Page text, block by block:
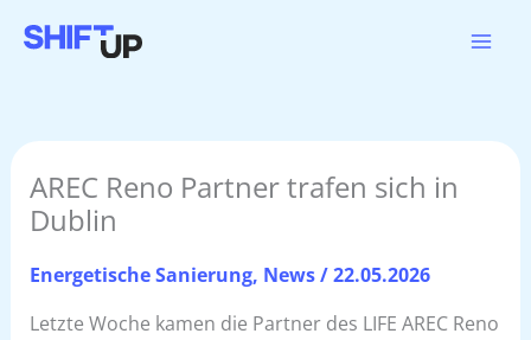
Inhalt
AREC Reno Partner trafen sich in
Dublin
Energetische Sanierung, News/22.05.2026
Letzte Woche kamen die Partner des LIFE AREC Reno